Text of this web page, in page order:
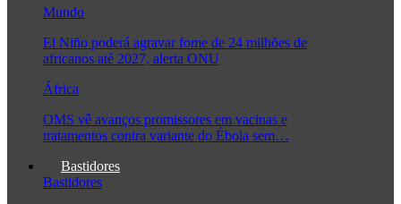
Mundo
El Niño poderá agravar fome de 24 milhões de
africanos até 2027, alerta ONU
África
OMS vê avanços promissores em vacinas e
tratamentos contra variante do Ébola sem…
Bastidores
Bastidores